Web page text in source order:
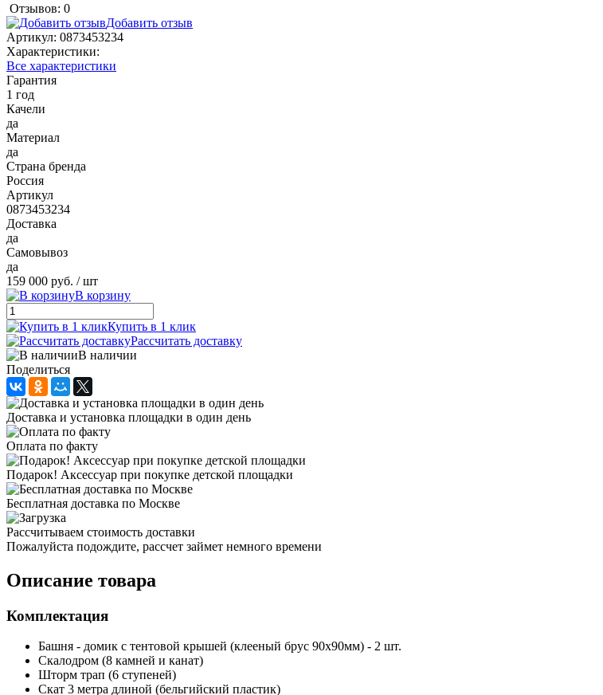
Отзывов: 0
Добавить отзыв
Артикул: 0873453234
Характеристики:
Все характеристики
Гарантия
1 год
Качели
да
Материал
да
Страна бренда
Россия
Артикул
0873453234
Доставка
да
Самовывоз
да
159 000 руб. / шт
В корзину
Купить в 1 клик
Рассчитать доставку
В наличии
Поделиться
Доставка и установка площадки в один день
Оплата по факту
Подарок! Аксессуар при покупке детской площадки
Бесплатная доставка по Москве
Рассчитываем стоимость доставки
Пожалуйста подождите, рассчет займет немного времени
Описание товара
Комплектация
Башня - домик с тентовой крышей (клееный брус 90х90мм) - 2 шт.
Скалодром (8 камней и канат)
Шторм трап (6 ступеней)
Скат 3 метра длиной (бельгийский пластик)